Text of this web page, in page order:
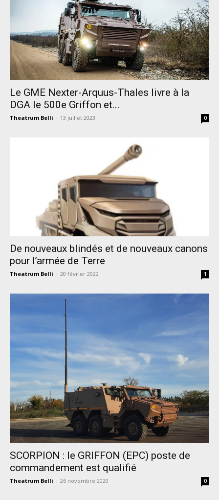
Le GME Nexter-Arquus-Thales livre à la
DGA le 500e Griffon et...
Theatrum Belli - 13 juillet 2023 0
De nouveaux blindés et de nouveaux canons
pour l’armée de Terre
Theatrum Belli - 20 février 2022 1
SCORPION : le GRIFFON (EPC) poste de
commandement est qualifié
Theatrum Belli - 26 novembre 2020 0